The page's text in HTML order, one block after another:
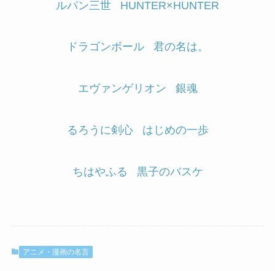
ルパン三世 HUNTER×HUNTER
ドラゴンボール 君の名は。
エヴァンゲリオン 銀魂
るろうに剣心 はじめの一歩
ちはやふる 黒子のバスケ
アニメ・漫画の名言